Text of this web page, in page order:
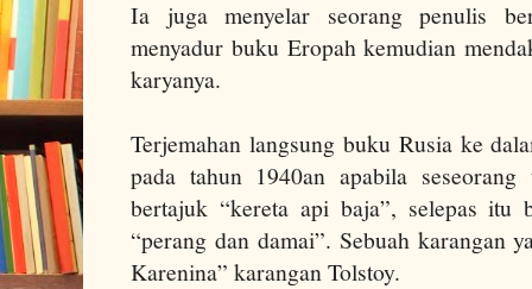
Ia juga menyelar seorang penulis
menyadur buku Eropah kemudian
karyanya.
Terjemahan langsung buku Rusia ke
pada tahun 1940an apabila
bertajuk “kereta api baja”, selepas itu
“perang dan damai”. Sebuah karangan
Karenina” karangan Tolstoy.